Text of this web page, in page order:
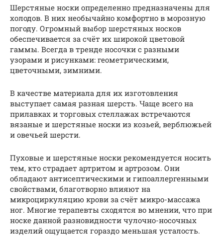
Шерстяные носки определенно предназначены для
холодов. В них необычайно комфортно в морозную
погоду. Огромный выбор шерстяных носков
обеспечивается за счёт их широкой цветовой
гаммы. Всегда в тренде носочки с разными
узорами и рисунками: геометрическими,
цветочными, зимними.
В качестве материала для их изготовления
выступает самая разная шерсть. Чаще всего на
прилавках и торговых стеллажах встречаются
вязаные и шерстяные носки из козьей, верблюжьей
и овечьей шерсти.
Пуховые и шерстяные носки рекомендуется носить
тем, кто страдает артритом и артрозом. Они
обладают антисептическими и гипоаллергенными
свойствами, благотворно влияют на
микроциркуляцию крови за счёт микро-массажа
ног. Многие терапевты сходятся во мнении, что при
носке данной разновидности чулочно-носочных
изделий ощущается гораздо меньшая усталость.